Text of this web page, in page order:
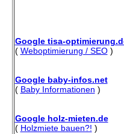
Google tisa-
( Weboptimierung / SEO)
Google baby-infos.net
( Baby Informationen )
Google holz-mieten.de
( Holzmiete bauen?! )